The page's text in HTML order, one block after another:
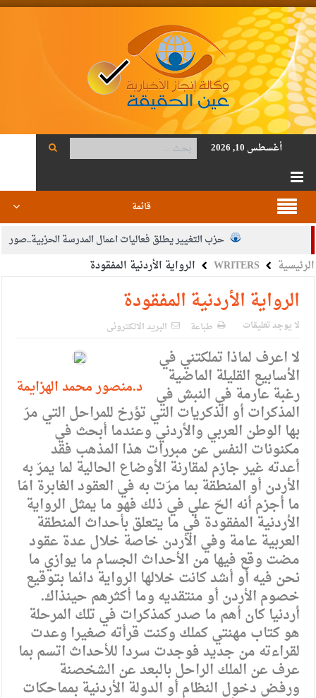
أغسطس 10, 2026
قائمة
حزب التغيير يطلق فعاليات اعمال المدرسة الحزبية..صور
الجيش يفتح باب التجنيد لحملة البكالوريوس في الحقوق والقانون
بيان اجتماع عمّان:دعم الوصاية الهاشمية التاريخية على المقدسات
الإسلامية والمسيحية
الأمن يتلف 16 مليون حبة كبتاجون و1480 كغم مواد مخدرة
النواب يقر مشروع تعديل قانون الملكية العقارية
القاضي يلتقي رؤساء تحرير الصحف اليومية ويؤكد حرص مجلس
النواب على شراكة فاعلة مع الإعلام
دعوة المكلفين بخدمة العلم (الدفعة الثالثة) إلى مراجعة منصة خدمة
العلم
الملك يلتقي مجموعة من رفاق السلاح
الملك يتلقى اتصالا هاتفيا من العاهل البحريني
القاضي محمود أحمد فريحات.. مبارك ومزيدا من التوفيق
الرئيسية WRITERS الرواية الأردنية المفقودة
الرواية الأردنية المفقودة
لا يوجد تعليقات طباعة البريد الالكترونى
د.منصور محمد الهزايمة
لا اعرف لماذا تملكتني في
الأسابيع القليلة الماضية
رغبة عارمة في النبش في
المذكرات أو الذكريات التي تؤرخ للمراحل التي مرّ
بها الوطن العربي والأردني وعندما أبحث في
مكنونات النفس عن مبررات هذا المذهب فقد
أعدته غير جازم لمقارنة الأوضاع الحالية لما يمرّ به
الأردن أو المنطقة بما مرّت به في العقود الغابرة امّا
ما أجزم أنه الحّ علي في ذلك فهو ما يمثل الرواية
الأردنية المفقودة في ما يتعلق بأحداث المنطقة
العربية عامة وفي الأردن خاصة خلال عدة عقود
مضت وقع فيها من الأحداث الجسام ما يوازي ما
نحن فيه أو أشد كانت خلالها الرواية دائما بتوقيع
خصوم الأردن أو منتقديه وما أكثرهم حينذاك.
أردنيا كان أهم ما صدر كمذكرات في تلك المرحلة
هو كتاب مهنتي كملك وكنت قرأته صغيرا وعدت
لقراءته من جديد فوجدت سردا للأحداث اتسم بما
عرف عن الملك الراحل بالبعد عن الشخصنة
ورفض دخول النظام أو الدولة الأردنية بمماحكات